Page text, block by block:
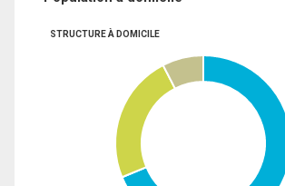
STRUCTURE À DOMICILE